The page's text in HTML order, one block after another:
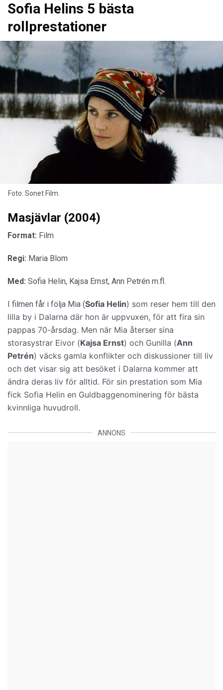
Sofia Helins 5 bästa
rollprestationer
Foto: Sonet Film.
Masjävlar (2004)
Format: Film
Regi: Maria Blom
Med: Sofia Helin, Kajsa Ernst, Ann Petrén m.fl.
I filmen får i följa Mia (Sofia Helin) som reser hem till den
lilla by i Dalarna där hon är uppvuxen, för att fira sin
pappas 70-årsdag. Men när Mia återser sina
storasystrar Eivor (Kajsa Ernst) och Gunilla (Ann
Petrén) väcks gamla konflikter och diskussioner till liv
och det visar sig att besöket i Dalarna kommer att
ändra deras liv för alltid. För sin prestation som Mia
fick Sofia Helin en Guldbaggenominering för bästa
kvinnliga huvudroll.
ANNONS